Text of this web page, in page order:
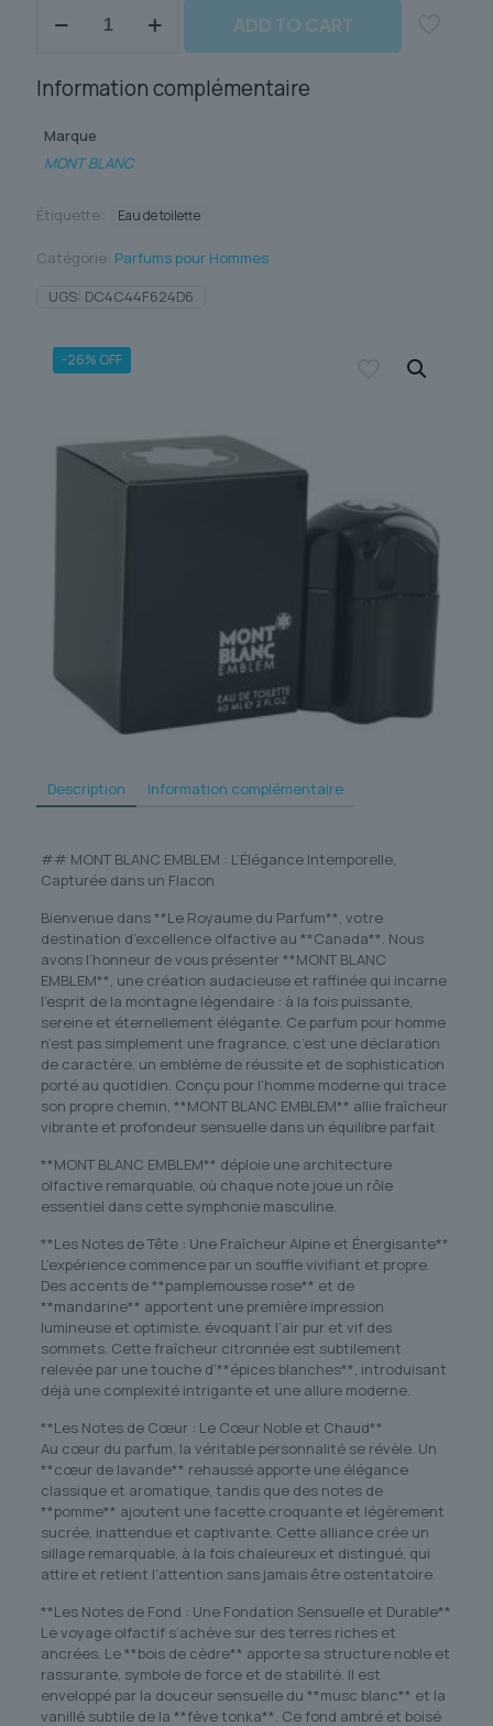
-26% OFF
Description Information complémentaire
## MONT BLANC EMBLEM : L’Élégance Intemporelle,
Capturée dans un Flacon
Bienvenue dans **Le Royaume du Parfum**, votre
destination d’excellence olfactive au **Canada**. Nous
avons l’honneur de vous présenter **MONT BLANC
EMBLEM**, une création audacieuse et raffinée qui incarne
l’esprit de la montagne légendaire : à la fois puissante,
sereine et éternellement élégante. Ce parfum pour homme
n’est pas simplement une fragrance, c’est une déclaration
de caractère, un emblème de réussite et de sophistication
porté au quotidien. Conçu pour l’homme moderne qui trace
son propre chemin, **MONT BLANC EMBLEM** allie fraîcheur
vibrante et profondeur sensuelle dans un équilibre parfait.
**MONT BLANC EMBLEM** déploie une architecture
olfactive remarquable, où chaque note joue un rôle
essentiel dans cette symphonie masculine.
**Les Notes de Tête : Une Fraîcheur Alpine et Énergisante**
L’expérience commence par un souffle vivifiant et propre.
Des accents de **pamplemousse rose** et de
**mandarine** apportent une première impression
lumineuse et optimiste, évoquant l’air pur et vif des
sommets. Cette fraîcheur citronnée est subtilement
relevée par une touche d’**épices blanches**, introduisant
déjà une complexité intrigante et une allure moderne.
**Les Notes de Cœur : Le Cœur Noble et Chaud**
Au cœur du parfum, la véritable personnalité se révèle. Un
**cœur de lavande** rehaussé apporte une élégance
classique et aromatique, tandis que des notes de
**pomme** ajoutent une facette croquante et légèrement
sucrée, inattendue et captivante. Cette alliance crée un
sillage remarquable, à la fois chaleureux et distingué, qui
attire et retient l’attention sans jamais être ostentatoire.
**Les Notes de Fond : Une Fondation Sensuelle et Durable**
Le voyage olfactif s’achève sur des terres riches et
ancrées. Le **bois de cèdre** apporte sa structure noble et
rassurante, symbole de force et de stabilité. Il est
enveloppé par la douceur sensuelle du **musc blanc** et la
vanillé subtile de la **fève tonka**. Ce fond ambré et boisé
EMBLEM
ADD TO CART
Information complémentaire
Marque
MONT BLANC
Étiquette: Eau de toilette
Catégorie: Parfums pour Hommes
UGS: DC4C44F624D6